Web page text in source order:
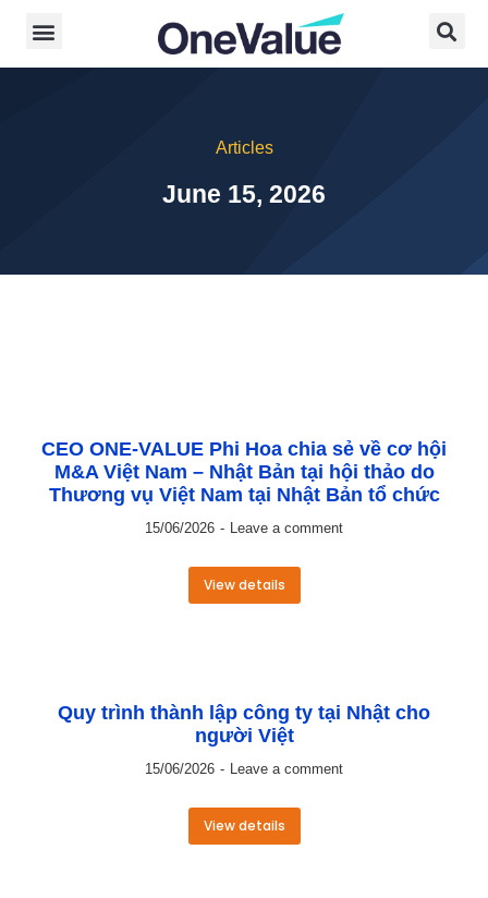
Articles
June 15, 2026
CEO ONE-VALUE Phi Hoa chia sẻ về cơ hội
M&A Việt Nam – Nhật Bản tại hội thảo do
Thương vụ Việt Nam tại Nhật Bản tổ chức
15/06/2026 Leave a comment
View details
Quy trình thành lập công ty tại Nhật cho
người Việt
15/06/2026 Leave a comment
View details